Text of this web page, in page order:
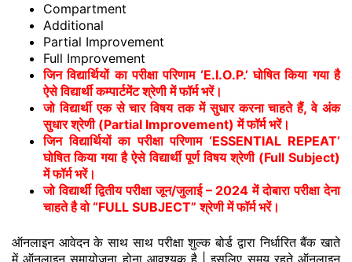
Compartment
Additional
Partial Improvement
Full Improvement
जिन विद्यार्थियों का परीक्षा परिणाम ‘E.I.O.P.’ घोषित किया गया है
ऐसे विद्यार्थी कम्पार्टमेंट श्रेणी में फॉर्म भरें।
जो विद्यार्थी एक से चार विषय तक में सुधार करना चाहते हैं, वे अंक
सुधार श्रेणी (Partial Improvement) में फॉर्म भरें।
जिन विद्यार्थियों का परीक्षा परिणाम ‘ESSENTIAL REPEAT’
घोषित किया गया है ऐसे विद्यार्थी पूर्ण विषय श्रेणी (Full Subject)
में फॉर्म भरें।
जो विद्यार्थी द्वितीय परीक्षा जून/जुलाई – 2024 में दोबारा परीक्षा देना
चाहते है वो “FULL SUBJECT” श्रेणी में फॉर्म भरें।
ऑनलाइन आवेदन के साथ साथ परीक्षा शुल्क बोर्ड द्वारा निर्धारित बैंक खाते
में ऑनलाइन समायोजना होना आवश्यक है | इसलिए समय रहते ऑनलाइन